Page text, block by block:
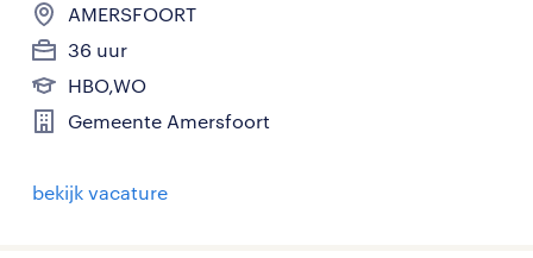
AMERSFOORT
36 uur
HBO,WO
Gemeente Amersfoort
bekijk vacature